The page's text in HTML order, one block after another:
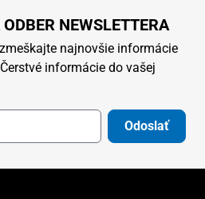
NEWSLETTERA
najnovšie informácie
informácie do vašej
Odoslať